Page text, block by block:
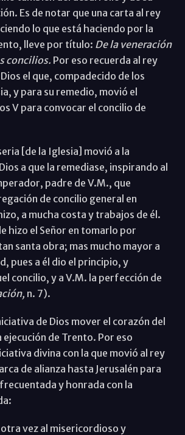
Es de notar que una carta al rey
lo que está haciendo por la
lleve por título: De la veneración
concilios. Por eso recuerda al rey
el que, compadecido de los
y para su remedio, movió el
V para convocar el concilio de
[de la Iglesia] movió a la
a que la remediase, inspirando al
padre de V.M., que
de concilio general en
a mucha costa y trabajos de él.
hizo el Señor en tomarlo por
santa obra; mas mucho mayor a
pues a él dio el principio, y
concilio, y a V.M. la perfección de
n. 7).
de Dios mover el corazón del
ejecución de Trento. Por eso
divina con la que movió al rey
de alianza hasta Jerusalén para
y honrada con la
vez al misericordioso y